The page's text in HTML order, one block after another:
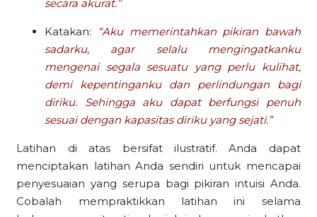
secara akurat.”
Katakan:
“Aku memerintahkan pikiran bawah
sadarku, agar selalu mengingatkanku
mengenai segala sesuatu yang perlu kulihat,
demi kepentinganku dan perlindungan bagi
diriku. Sehingga aku dapat berfungsi penuh
sesuai dengan kapasitas diriku yang sejati.”
Latihan di atas bersifat ilustratif. Anda dapat
menciptakan latihan Anda sendiri untuk mencapai
penyesuaian yang serupa bagi pikiran intuisi Anda.
Cobalah mempraktikkan latihan ini selama